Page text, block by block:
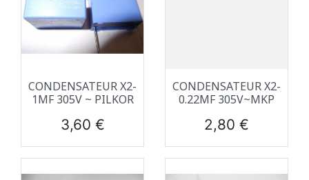
CONDENSATEUR X2-
1ΜF 305V ~ PILKOR
Prix
3,60 €
CONDENSATEUR X2-
0.22ΜF 305V~MKP
Prix
2,80 €